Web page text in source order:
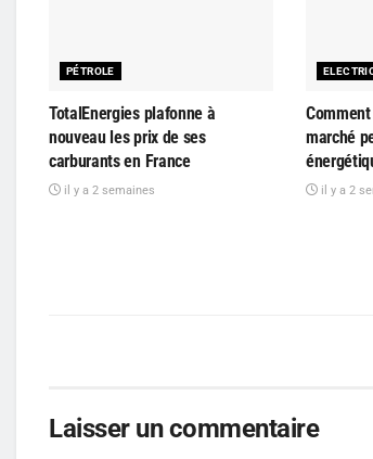
PÉTROLE
TotalEnergies plafonne à
nouveau les prix de ses
carburants en France
il y a 2 semaines
marché
il y a 2
Laisser un commentaire